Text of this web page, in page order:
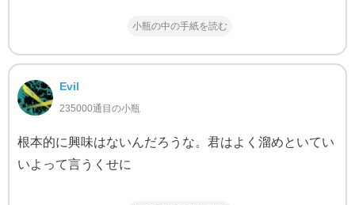
小瓶の中の手紙を読む
Evil
235000通目の小瓶
根本的に興味はないんだろうな。君はよく溜めといてい
いよって言うくせに